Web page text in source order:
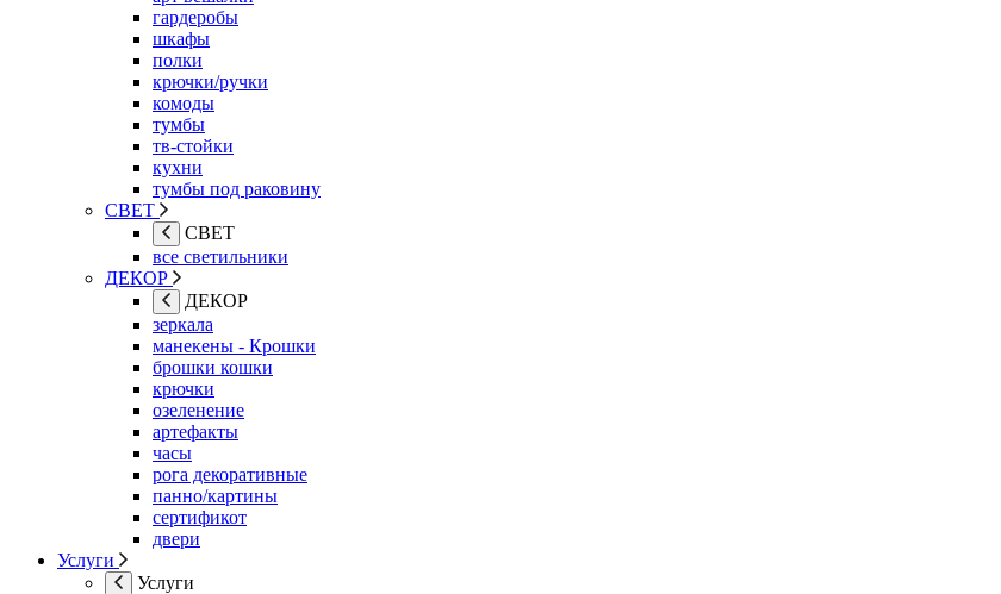
гардеробы
шкафы
полки
крючки/ручки
комоды
тумбы
тв-стойки
кухни
тумбы под раковину
СВЕТ
СВЕТ
все светильники
ДЕКОР
ДЕКОР
зеркала
манекены - Крошки
брошки кошки
крючки
озеленение
артефакты
часы
рога декоративные
панно/картины
сертификот
двери
Услуги
Услуги